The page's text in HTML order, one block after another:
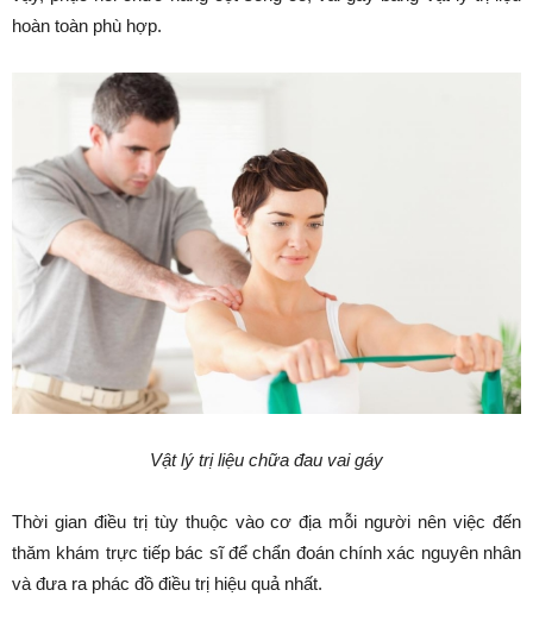
hoàn toàn phù hợp.
Vật lý trị liệu chữa đau vai gáy
Thời gian điều trị tùy thuộc vào cơ địa mỗi người nên việc đến
thăm khám trực tiếp bác sĩ để chẩn đoán chính xác nguyên nhân
và đưa ra phác đồ điều trị hiệu quả nhất.